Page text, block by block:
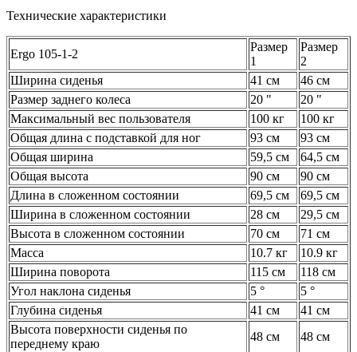
Технические характеристики
Ergo 105-1-2
Размер
1
Размер
2
Ширина сиденья
41 см
46 см
Размер заднего колеса
20 "
20 "
Максимальный вес пользователя
100 кг
100 кг
Общая длина с подставкой для ног
93 см
93 см
Общая ширина
59,5 см
64,5 см
Общая высота
90 см
90 см
Длина в сложенном состоянии
69,5 см
69,5 см
Ширина в сложенном состоянии
28 см
29,5 см
Высота в сложенном состоянии
70 см
71 см
Масса
10.7 кг
10.9 кг
Ширина поворота
115 см
118 см
Угол наклона сиденья
5 °
5 °
Глубина сиденья
41 см
41 см
Высота поверхности сиденья по
переднему краю
48 см
48 см